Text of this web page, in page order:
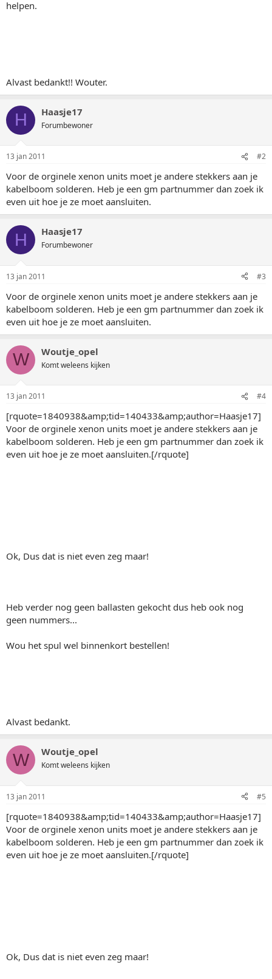
helpen.
Alvast bedankt!! Wouter.
H Haasje17
Forumbewoner
13 jan 2011 #2
Voor de orginele xenon units moet je andere stekkers aan je
kabelboom solderen. Heb je een gm partnummer dan zoek ik
even uit hoe je ze moet aansluiten.
H Haasje17
Forumbewoner
13 jan 2011 #3
Voor de orginele xenon units moet je andere stekkers aan je
kabelboom solderen. Heb je een gm partnummer dan zoek ik
even uit hoe je ze moet aansluiten.
W Woutje_opel
Komt weleens kijken
13 jan 2011 #4
[rquote=1840938&amp;tid=140433&amp;author=Haasje17]
Voor de orginele xenon units moet je andere stekkers aan je
kabelboom solderen. Heb je een gm partnummer dan zoek ik
even uit hoe je ze moet aansluiten.[/rquote]
Ok, Dus dat is niet even zeg maar!
Heb verder nog geen ballasten gekocht dus heb ook nog
geen nummers...
Wou het spul wel binnenkort bestellen!
Alvast bedankt.
W Woutje_opel
Komt weleens kijken
13 jan 2011 #5
[rquote=1840938&amp;tid=140433&amp;author=Haasje17]
Voor de orginele xenon units moet je andere stekkers aan je
kabelboom solderen. Heb je een gm partnummer dan zoek ik
even uit hoe je ze moet aansluiten.[/rquote]
Ok, Dus dat is niet even zeg maar!